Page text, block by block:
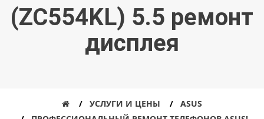
(ZC554KL) 5.5 ремонт
дисплея
УСЛУГИ И ЦЕНЫ
ASUS